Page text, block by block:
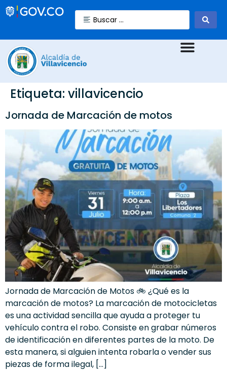
Etiqueta: villavicencio
Jornada de Marcación de motos
Jornada de Marcación de Motos 🚲 ¿Qué es la
marcación de motos? La marcación de motocicletas
es una actividad sencilla que ayuda a proteger tu
vehículo contra el robo. Consiste en grabar números
de identificación en diferentes partes de la moto. De
esta manera, si alguien intenta robarla o vender sus
piezas de forma ilegal, […]